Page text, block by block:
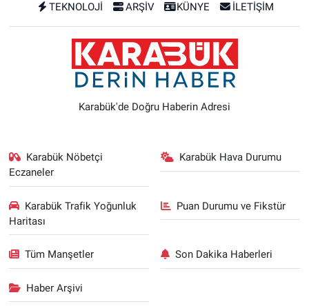
TEKNOLOJİ
ARŞİV KÜNYE İLETİŞİM
Karabük'de Doğru Haberin Adresi
Karabük Nöbetçi
Eczaneler
Karabük Hava Durumu
Karabük Trafik Yoğunluk
Haritası
Puan Durumu ve Fikstür
Tüm Manşetler Son Dakika Haberleri
Haber Arşivi